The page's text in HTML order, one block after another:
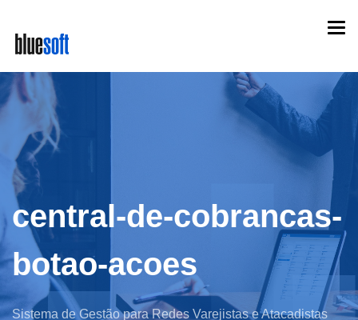
main
content
central-de-cobrancas-
botao-acoes
Sistema de Gestão para Redes Varejistas e Atacadistas